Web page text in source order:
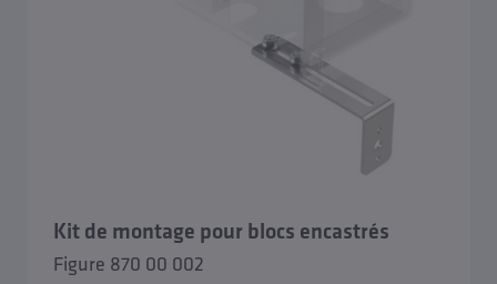
Kit de montage pour blocs encastrés
Figure 870 00 002